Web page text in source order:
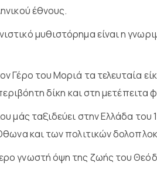
έθνους.
μυθιστόρημα είναι η
του Μοριά τα τελευταία
δίκη και στη μετέπειτα
μάς ταξιδεύει στην Ελλάδα
και των πολιτικών
γνωστή όψη της ζωής του